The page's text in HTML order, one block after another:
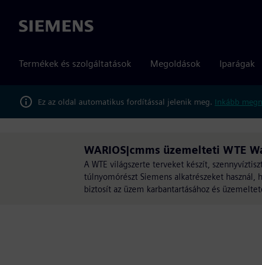
Siemens
Termékek és szolgáltatások Megoldások Iparágak
Ez az oldal automatikus fordítással jelenik meg. Inkább
WARIOS|cmms üzemelteti WTE
A WTE világszerte terveket készít,
túlnyomórészt Siemens alkatrészeket használ,
biztosít az üzem karbantartásához és